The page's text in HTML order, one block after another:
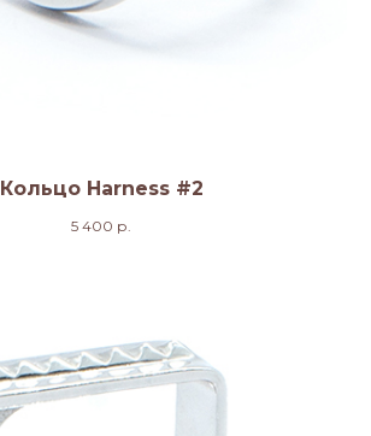
Кольцо Harness #2
5 400 р.